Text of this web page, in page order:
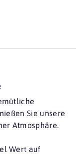
Sie unsere
Atmosphäre.
Wert auf